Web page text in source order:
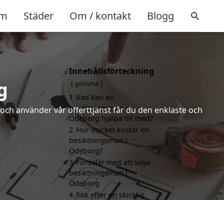
Städer Om / kontakt Blogg
använder vår offerttjänst får du den enklaste och
Innehållsförteckning
gömma
1 Vad kan en
besiktningsman i
Ödeborg hjälpa till med?
2 Hur mycket kostar en
besiktningsman i
Ödeborg?
3 Fördelar med att välja
besiktningsman i
Ödeborg
4 Sök efter en skicklig